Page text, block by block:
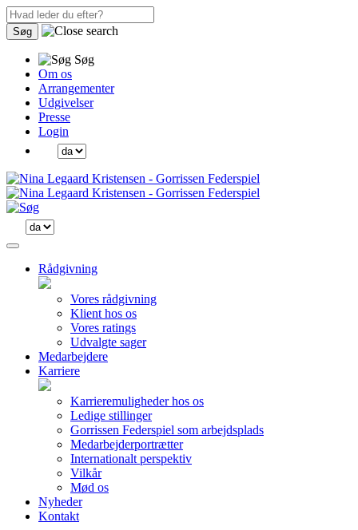
Søg
Søg
Om os
Arrangementer
Udgivelser
Presse
Login
Rådgivning
Vores rådgivning
Klient hos os
Vores ratings
Udvalgte sager
Medarbejdere
Karriere
Karrieremuligheder hos os
Ledige stillinger
Gorrissen Federspiel som arbejdsplads
Medarbejderportrætter
Internationalt perspektiv
Vilkår
Mød os
Nyheder
Kontakt